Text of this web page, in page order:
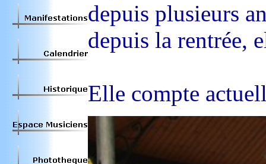
depuis plusieurs
depuis la rentrée,
Elle compte